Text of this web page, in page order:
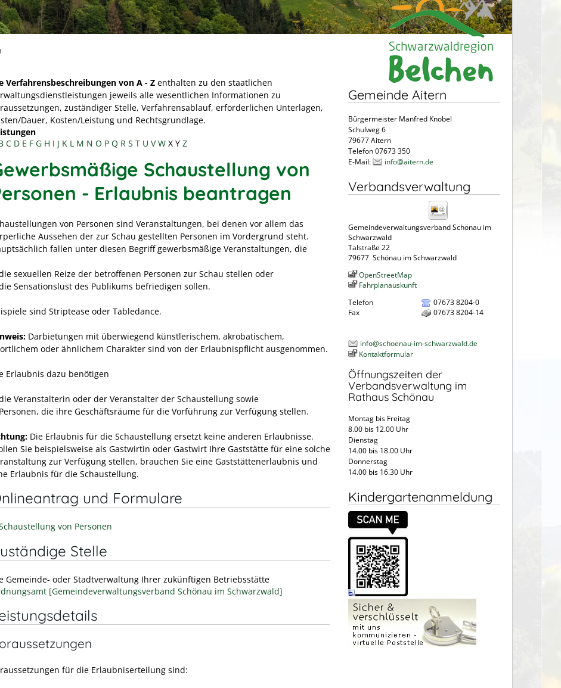
Verfahrensbeschreibungen von A - Z enthalten zu den staatlichen
jeweils alle wesentlichen Informationen zu
zuständiger Stelle, Verfahrensablauf, erforderlichen Unterlagen,
Dauer, Kosten/Leistung und Rechtsgrundlage.
C D E F G H I J K L M N O P Q R S T U V W X Y Z
Schaustellung von
- Erlaubnis beantragen
von Personen sind Veranstaltungen, bei denen vor allem das
Aussehen der zur Schau gestellten Personen im Vordergrund steht.
fallen unter diesen Begriff gewerbsmäßige Veranstaltungen, die
sexuellen Reize der betroffenen Personen zur Schau stellen oder
Sensationslust des Publikums befriedigen sollen.
sind Striptease oder Tabledance.
Darbietungen mit überwiegend künstlerischem, akrobatischem,
oder ähnlichem Charakter sind von der Erlaubnispflicht ausgenommen.
Erlaubnis dazu benötigen
Veranstalterin oder der Veranstalter der Schaustellung sowie
Personen, die ihre Geschäftsräume für die Vorführung zur Verfügung stellen.
Die Erlaubnis für die Schaustellung ersetzt keine anderen Erlaubnisse.
Sie beispielsweise als Gastwirtin oder Gastwirt Ihre Gaststätte für eine solche
zur Verfügung stellen, brauchen Sie eine Gaststättenerlaubnis und
Erlaubnis für die Schaustellung.
und Formulare
von Personen
Stelle
Gemeinde- oder Stadtverwaltung Ihrer zukünftigen Betriebsstätte
[Gemeindeverwaltungsverband Schönau im Schwarzwald]
für die Erlaubniserteilung sind:
Gemeinde Aitern
Bürgermeister Manfred Knobel
Schulweg 6
79677 Aitern
Telefon 07673 350
E-Mail:
info@aitern.de
Verbandsverwaltung
Gemeindeverwaltungsverband Schönau im
Schwarzwald
Talstraße 22
79677 Schönau im Schwarzwald
OpenStreetMap
Fahrplanauskunft
Telefon
07673 8204-0
Fax
07673 8204-14
info@schoenau-im-schwarzwald.de
Kontaktformular
Öffnungszeiten der
Verbandsverwaltung im
Rathaus Schönau
Montag bis Freitag
8.00 bis 12.00 Uhr
Dienstag
14.00 bis 18.00 Uhr
Donnerstag
14.00 bis 16.30 Uhr
Kindergartenanmeldung